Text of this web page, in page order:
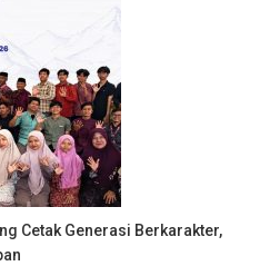
Cetak Generasi Berkarakter,